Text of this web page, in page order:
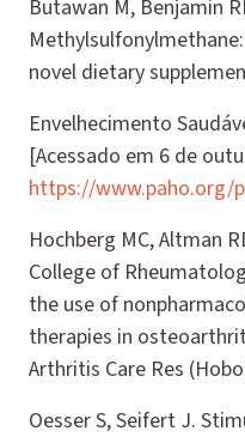
Butawan M, Benjamin
novel dietary
Envelhecimento
[Acessado em 6 de
https://www.paho.org/
Hochberg MC, Altman
College of
the use of
therapies in
Arthritis Care Res
Oesser S, Seifert J.